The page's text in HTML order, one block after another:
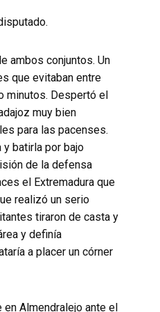
ambos conjuntos. Un
que evitaban entre
minutos. Despertó el
muy bien
para las pacenses.
y batirla por bajo
de la defensa
el Extremadura que
realizó un serio
tiraron de casta y
y definía
a placer un córner
Almendralejo ante el